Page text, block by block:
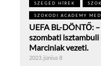
SZEGED HÍREK
SZOKODI ACADEMY
UEFA BL-DÖNTŐ:
szombati
Marciniak vezeti.
2023. június 8